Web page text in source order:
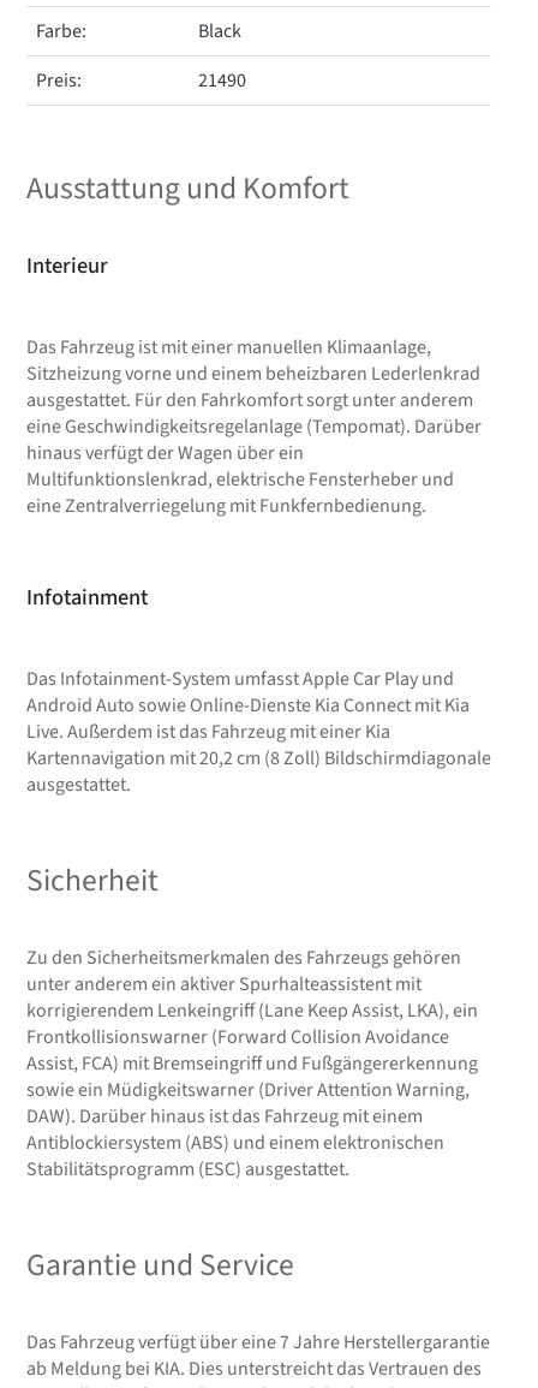
Farbe:
Black
Preis:
21490
Ausstattung und Komfort
Interieur
Das Fahrzeug ist mit einer manuellen Klimaanlage,
Sitzheizung vorne und einem beheizbaren Lederlenkrad
ausgestattet. Für den Fahrkomfort sorgt unter anderem
eine Geschwindigkeitsregelanlage (Tempomat). Darüber
hinaus verfügt der Wagen über ein
Multifunktionslenkrad, elektrische Fensterheber und
eine Zentralverriegelung mit Funkfernbedienung.
Infotainment
Das Infotainment-System umfasst Apple Car Play und
Android Auto sowie Online-Dienste Kia Connect mit Kia
Live. Außerdem ist das Fahrzeug mit einer Kia
Kartennavigation mit 20,2 cm (8 Zoll) Bildschirmdiagonale
ausgestattet.
Sicherheit
Zu den Sicherheitsmerkmalen des Fahrzeugs gehören
unter anderem ein aktiver Spurhalteassistent mit
korrigierendem Lenkeingriff (Lane Keep Assist, LKA), ein
Frontkollisionswarner (Forward Collision Avoidance
Assist, FCA) mit Bremseingriff und Fußgängererkennung
sowie ein Müdigkeitswarner (Driver Attention Warning,
DAW). Darüber hinaus ist das Fahrzeug mit einem
Antiblockiersystem (ABS) und einem elektronischen
Stabilitätsprogramm (ESC) ausgestattet.
Garantie und Service
Das Fahrzeug verfügt über eine 7 Jahre Herstellergarantie
ab Meldung bei KIA. Dies unterstreicht das Vertrauen des